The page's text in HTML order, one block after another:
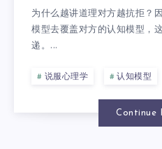
为什么越讲道理对方越抗拒？
模型去覆盖对方的认知模型，
递。...
说服心理学 认知模型
Continue